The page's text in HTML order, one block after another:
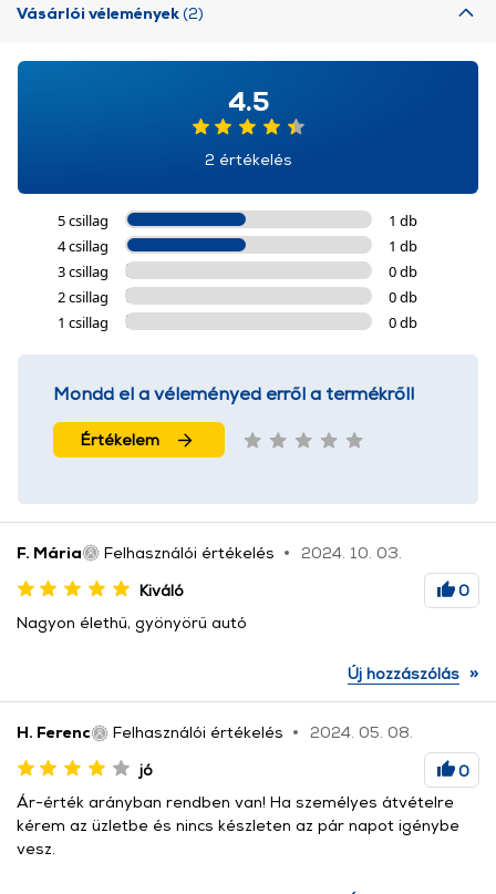
Vásárlói vélemények(2)
4.5
2 értékelés
5 csillag
1 db
4 csillag
1 db
3 csillag
0 db
2 csillag
0 db
1 csillag
0 db
Mondd el a véleményed erről a termékről!
Értékelem
F. Mária Felhasználói értékelés
2024. 10. 03.
Kiváló
0
Nagyon élethű, gyönyörű autó
Új hozzászólás »
H. Ferenc Felhasználói értékelés
2024. 05. 08.
jó
0
Ár-érték arányban rendben van! Ha személyes átvételre
kérem az üzletbe és nincs készleten az pár napot igénybe
vesz.